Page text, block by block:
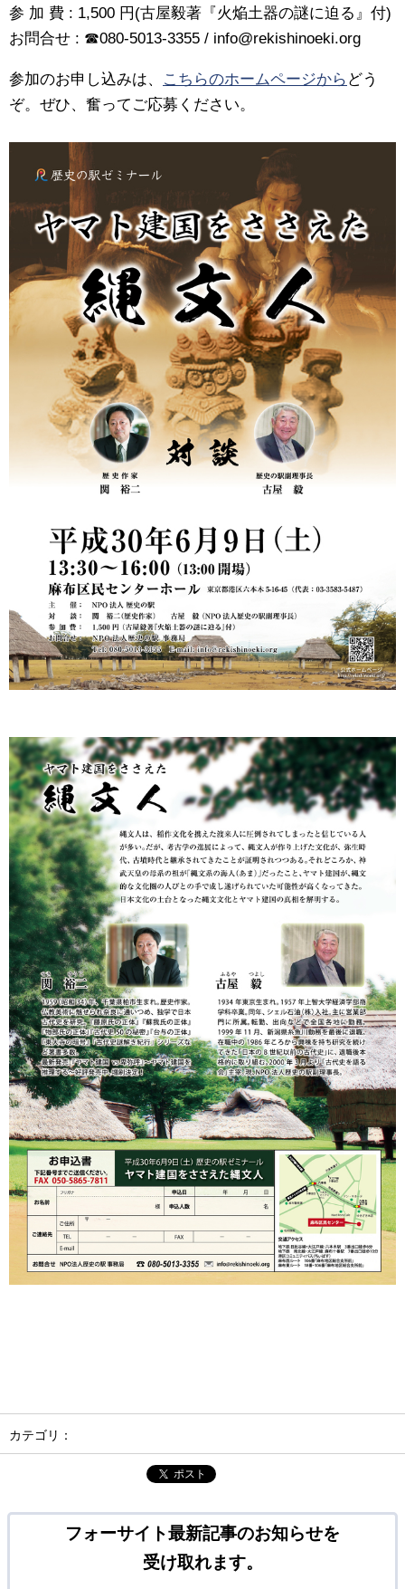
参 加 費 : 1,500 円(古屋毅著『火焔土器の謎に迫る』付)
お問合せ : ☎080-5013-3355 / info@rekishinoeki.org
参加のお申し込みは、 こちらのホームページから どう
ぞ。ぜひ、奮ってご応募ください。
カテゴリ：
ポスト
フォーサイト最新記事のお知らせを
受け取れます。